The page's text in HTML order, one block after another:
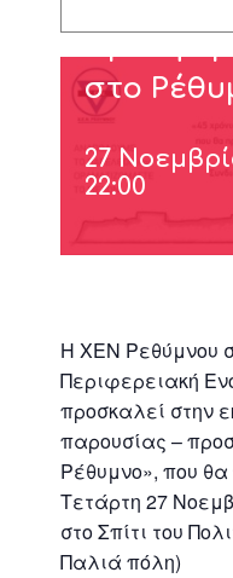
στο
27
22:00
Η ΧΕΝ Ρεθύμνου
Περιφερειακή
προσκαλεί στην
παρουσίας –
Ρέθυμνο», που
Τετάρτη 27
στο Σπίτι του
Παλιά πόλη)